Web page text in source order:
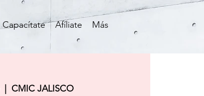
Capacítate Afíliate Más
CMIC JALISCO